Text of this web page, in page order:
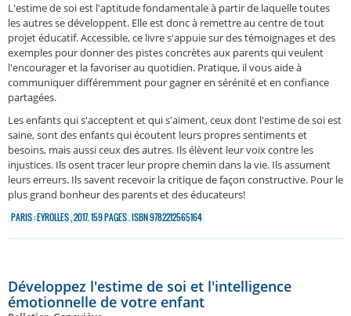
L'estime de soi est l'aptitude fondamentale à partir de laquelle toutes
les autres se développent. Elle est donc à remettre au centre de tout
projet éducatif. Accessible, ce livre s'appuie sur des témoignages et des
exemples pour donner des pistes concrètes aux parents qui veulent
l'encourager et la favoriser au quotidien. Pratique, il vous aide à
communiquer différemment pour gagner en sérénité et en confiance
partagées.
Les enfants qui s'acceptent et qui s'aiment, ceux dont l'estime de soi est
saine, sont des enfants qui écoutent leurs propres sentiments et
besoins, mais aussi ceux des autres. Ils élèvent leur voix contre les
injustices. Ils osent tracer leur propre chemin dans la vie. Ils assument
leurs erreurs. Ils savent recevoir la critique de façon constructive. Pour le
plus grand bonheur des parents et des éducateurs!
PARIS : EYROLLES , 2017. 159 PAGES . ISBN 9782212565164
Développez l'estime de soi et l'intelligence
émotionnelle de votre enfant